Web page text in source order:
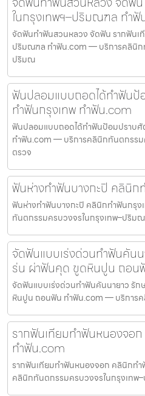
ในกรุงเทพฯ–ปริมณฑล ทำฟั
จัดฟันทำฟันสวนหลวง จัดฟัน รากฟันเ
ปริมณฑล ทำฟัน.com — บริการคลินิก
ปริมณ
ฟันปลอมแบบถอดได้ทำฟัน
ทำฟันกรุงเทพ ทำฟัน.com
ฟันปลอมแบบถอดได้ทำฟันป้อมปราบ
ทำฟัน.com — บริการคลินิกทันตกรร
ตรวจ
ฟันห่างทำฟันบางกะปิ คลินิ
ฟันห่างทำฟันบางกะปิ คลินิกทำฟันกรุ
ทันตกรรมครบวงจรในกรุงเทพ–ปริม
จัดฟันแบบเร่งด่วนทำฟันคันน
ร่น ผ่าฟันคุด ขูดหินปูน ถอน
จัดฟันแบบเร่งด่วนทำฟันคันนายาว รัก
หินปูน ถอนฟัน ทำฟัน.com — บริการ
รากฟันเทียมทำฟันหนองจอ
ทำฟัน.com
รากฟันเทียมทำฟันหนองจอก คลินิกท
คลินิกทันตกรรมครบวงจรในกรุงเทพ